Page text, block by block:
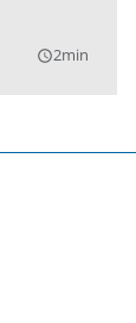
query_builder2min